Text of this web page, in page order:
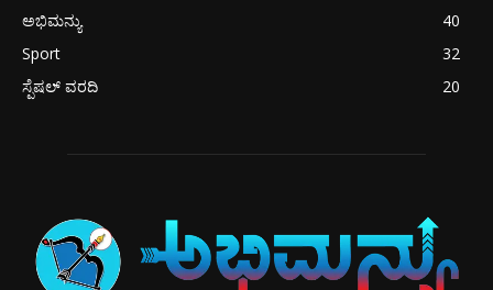
ಅಭಿಮನ್ಯು
40
Sport
32
ಸ್ಪೆಷಲ್ ವರದಿ
20